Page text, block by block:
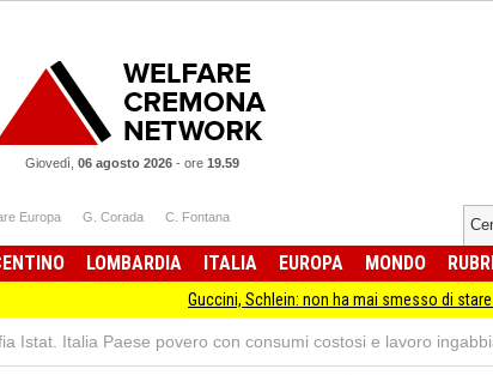
Giovedì, 06 agosto 2026- ore 19.59
Europa G. Corada C. Fontana
LOMBARDIA ITALIA EUROPA MONDO
Guccini, Schlein: non ha mai smesso di stare dalla
Istat. Italia Paese povero con consumi costosi e lavoro